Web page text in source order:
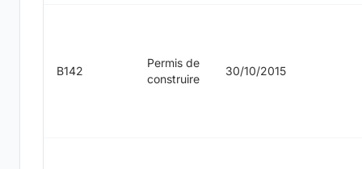
B142
Permis de
construire
30/10/2015